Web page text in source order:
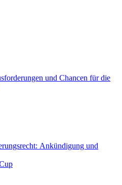
und Chancen für die
Ankündigung und